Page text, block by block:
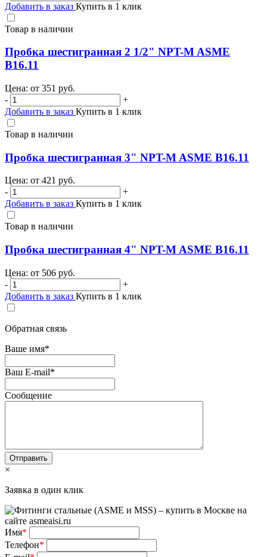
Добавить в заказ Купить в 1 клик
Товар в наличии
Пробка шестигранная 2 1/2" NPT-M ASME
B16.11
Цена: от 351 руб.
-
+
Добавить в заказ Купить в 1 клик
Товар в наличии
Пробка шестигранная 3" NPT-M ASME B16.11
Цена: от 421 руб.
-
+
Добавить в заказ Купить в 1 клик
Товар в наличии
Пробка шестигранная 4" NPT-M ASME B16.11
Цена: от 506 руб.
-
+
Добавить в заказ Купить в 1 клик
Обратная связь
Ваше имя*
Ваш E-mail*
Сообщение
×
Заявка в один клик
Имя*
Телефон*